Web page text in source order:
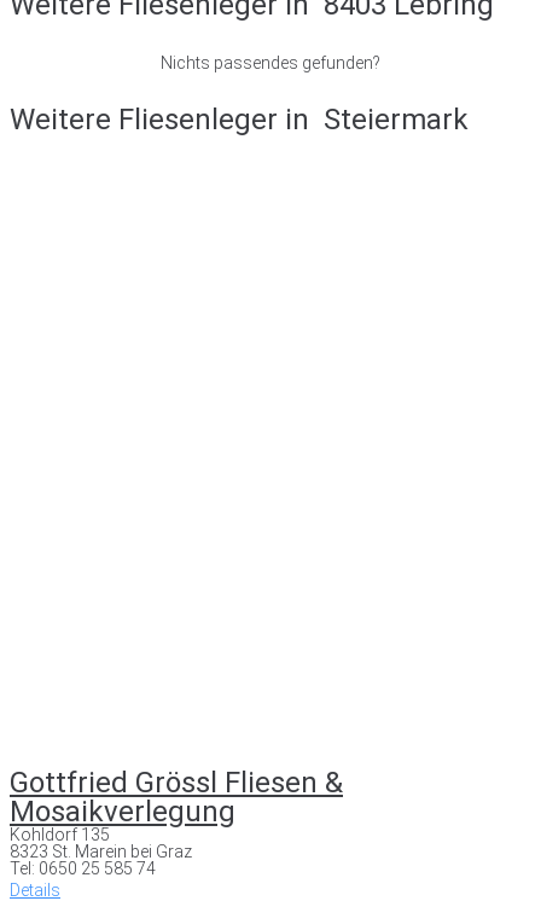
Nichts passendes gefunden?
Weitere Fliesenleger in Steiermark
Gottfried Grössl Fliesen &
Mosaikverlegung
Kohldorf 135
8323 St. Marein bei Graz
Tel: 0650 25 585 74
Details